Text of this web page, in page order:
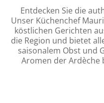
Entdecken Sie die
Unser Küchenchef
köstlichen Gerichten
die Region und bietet
saisonalem Obst und
Aromen der Ardèche